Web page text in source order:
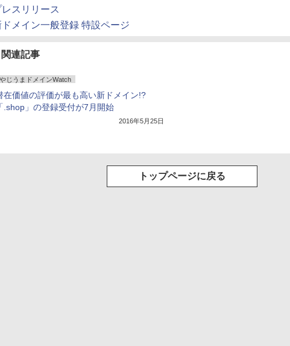
レスリリース
ドメイン一般登録 特設ページ
関連記事
やじうまドメインWatch
在価値の評価が最も高い新ドメイン!?
「.shop」の登録受付が7月開始
2016年5月25日
トップページに戻る